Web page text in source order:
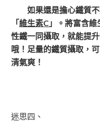
如果還是擔心鐵質不
「維生素C 」。將富含
性鐵一同攝取，就能提
哦！足量的鐵質攝取，
清氣爽！
迷思四、